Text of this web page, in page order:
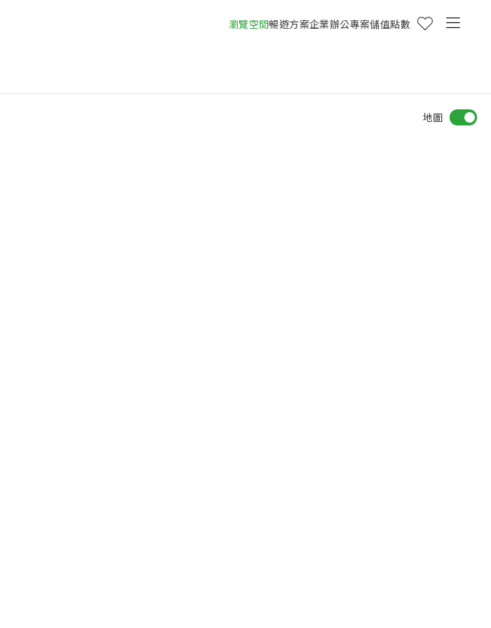
瀏覽空間暢遊方案企業辦公專案儲值點數
地圖